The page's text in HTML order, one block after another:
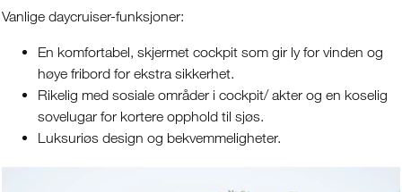
Vanlige daycruiser-funksjoner:
En komfortabel, skjermet cockpit som gir ly for vinden og
høye fribord for ekstra sikkerhet.
Rikelig med sosiale områder i cockpit/ akter og en koselig
sovelugar for kortere opphold til sjøs.
Luksuriøs design og bekvemmeligheter.